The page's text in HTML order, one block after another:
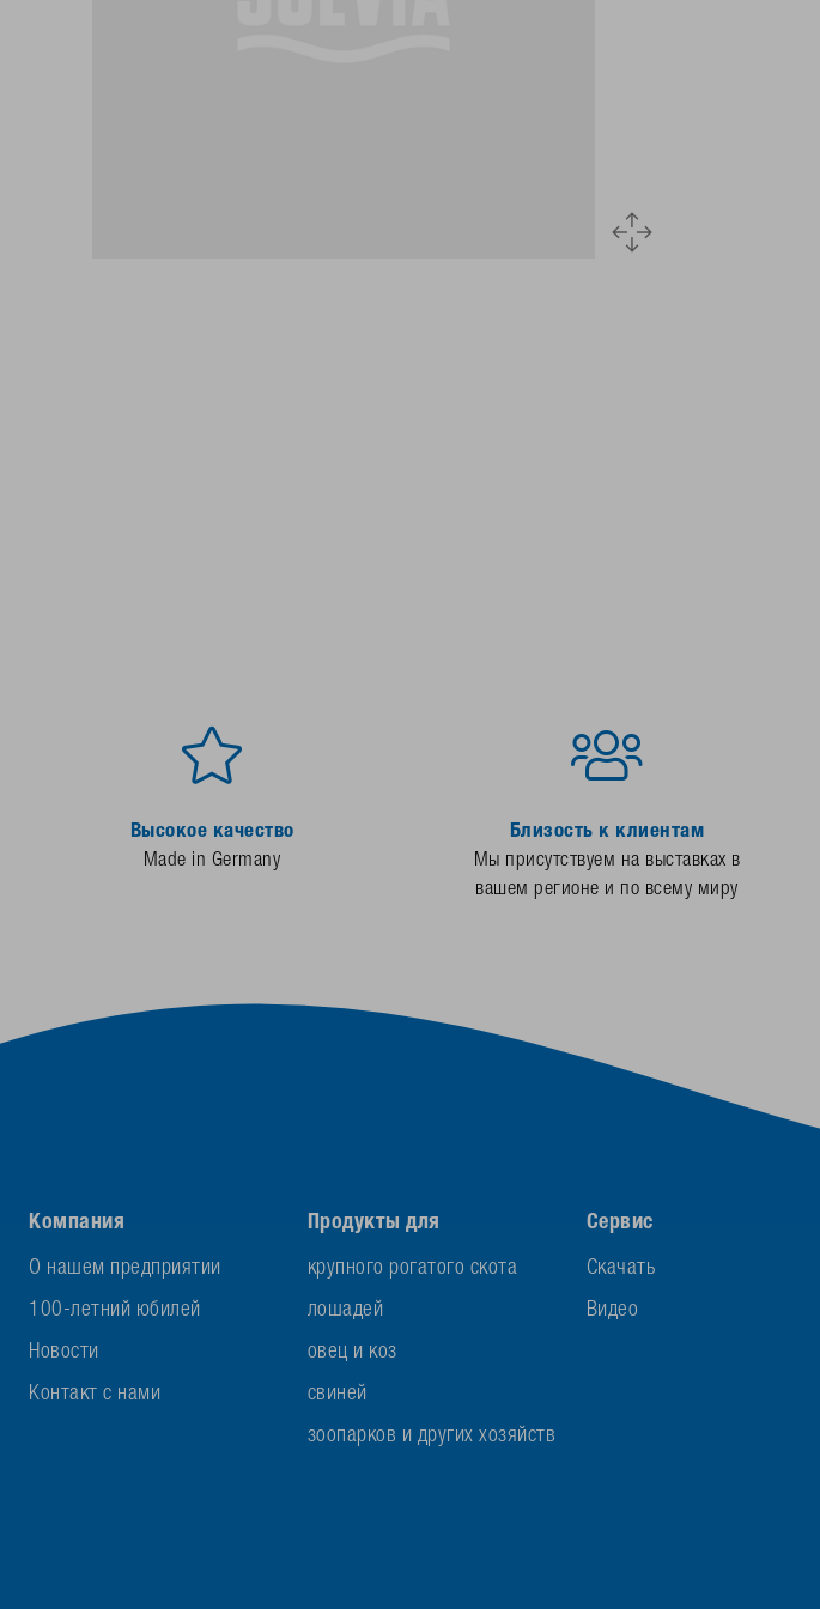
Высокое качество
Made in Germany
Близость к клиентам
Мы присутствуем на выставках в
вашем регионе и по всему миру
Компания
О нашем предприятии
100-летний юбилей
Новости
Контакт с нами
Продукты для
крупного рогатого скота
лошадей
овец и коз
свиней
зоопарков и других хозяйств
Сервис
Скачать
Видео